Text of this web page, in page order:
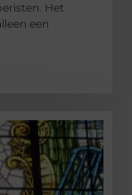
Het
een